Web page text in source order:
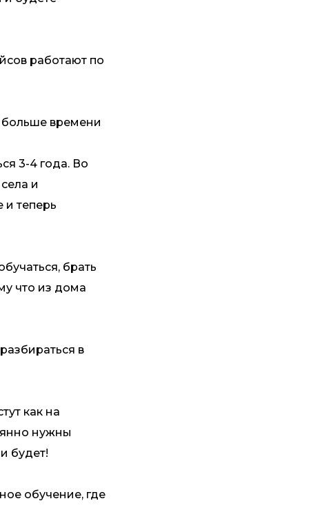
работают по
больше времени
3-4 года. Во
и
и теперь
брать
что из дома
в
как на
нужны
будет!
обучение, где